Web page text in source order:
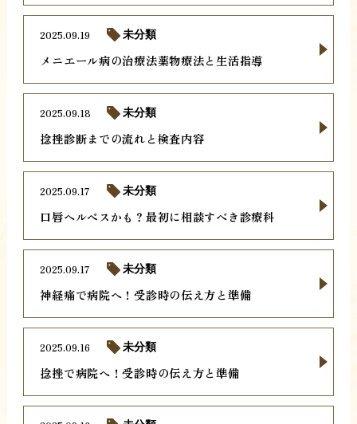
メニエール病の治療法薬物療法と生活指導
2025.09.19 未分類
捻挫診断までの流れと検査内容
2025.09.18 未分類
口唇ヘルペスかも？最初に相談すべき診療科
2025.09.17 未分類
神経痛で病院へ！受診時の伝え方と準備
2025.09.17 未分類
捻挫で病院へ！受診時の伝え方と準備
2025.09.16 未分類